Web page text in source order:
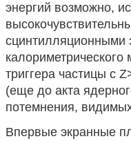
энергий возможно,
сцинтилляционными
триггера частицы с
(еще до акта
потемнения,
Впервые экранные